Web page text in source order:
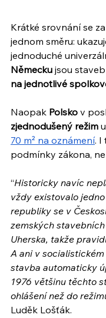
Krátké srovnání se
jednom směru:
jednoduché
Německu jsou
na jednotlivé
Naopak Polsko v
zjednodušený režim
70 m² na oznámení. I
podmínky zákona,
“Historicky navíc
vždy existovalo
republiky se v
zemských
Uherska, takže
A ani v
stavba automaticky
1976 většinu těchto
ohlášení než do
Luděk Lošťák.